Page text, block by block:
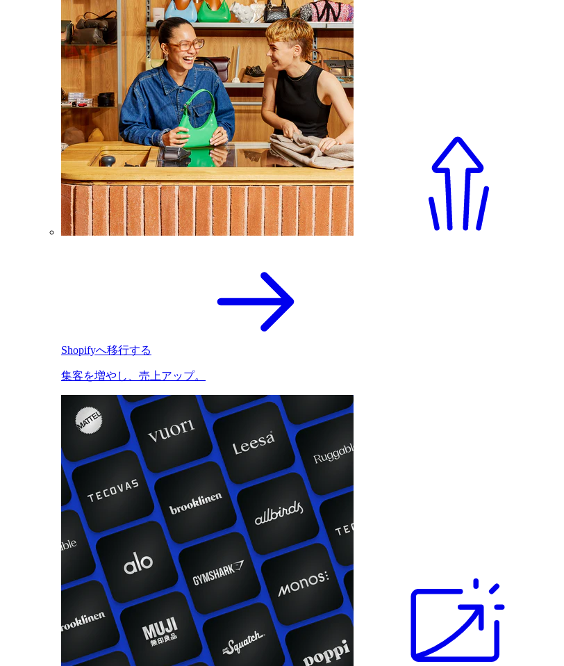
Shopifyへ移行する
集客を増やし、売上アップ。